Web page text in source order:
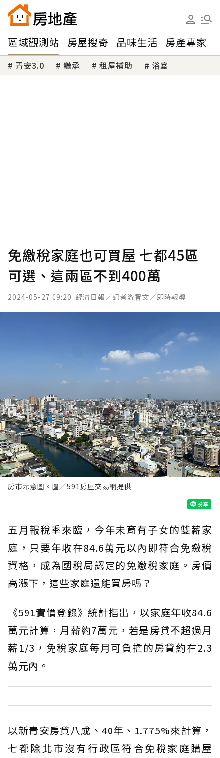
區域觀測站 房屋搜奇 品味生活 房產專家
青安3.0 繼承 租屋補助 浴室
免繳稅家庭也可買屋 七都45區
可選、這兩區不到400萬
2024-05-27 09:20 經濟日報／記者游智文／即時報導
房市示意圖。圖／591房屋交易網提供
五月報稅季來臨，今年未育有子女的雙薪家
庭，只要年收在84.6萬元以內即符合免繳稅
資格，成為國稅局認定的免繳稅家庭。房價
高漲下，這些家庭還能買房嗎？
《591實價登錄》統計指出，以家庭年收84.6
萬元計算，月薪約7萬元，若是房貸不超過月
薪1/3，免稅家庭每月可負擔的房貸約在2.3
萬元內。
以新青安房貸八成、40年、1.775%來計算，
七都除北市沒有行政區符合免稅家庭購屋